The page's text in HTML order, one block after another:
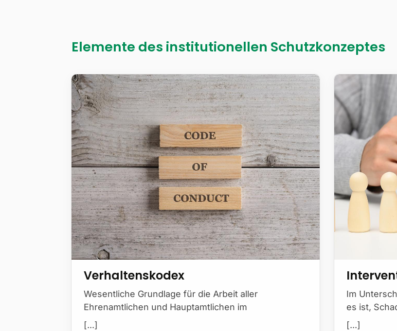
Elemente des institutionellen Schutzkonzeptes
Verhaltenskodex
Wesentliche Grundlage für die Arbeit aller
Ehrenamtlichen und Hauptamtlichen im
[...]
Im
es ist,
[...]